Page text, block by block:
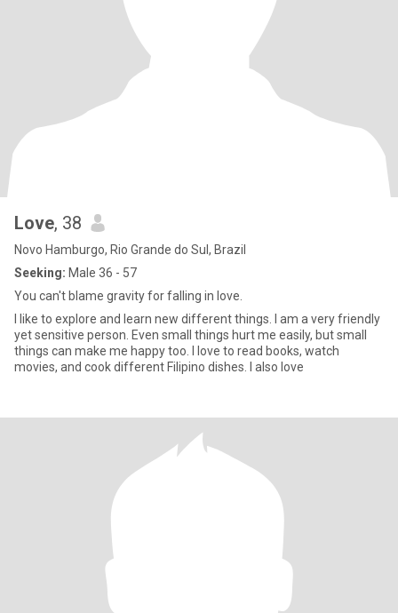
Love, 38
Novo Hamburgo, Rio Grande do Sul, Brazil
Seeking: Male 36 - 57
You can't blame gravity for falling in love.
I like to explore and learn new different things. I am a very friendly
yet sensitive person. Even small things hurt me easily, but small
things can make me happy too. I love to read books, watch
movies, and cook different Filipino dishes. I also love